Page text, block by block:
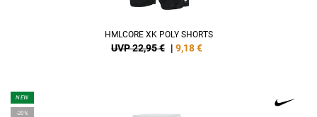
HMLCORE XK POLY SHORTS
UVP 22,95 € | 9,18€
NEW
-20%